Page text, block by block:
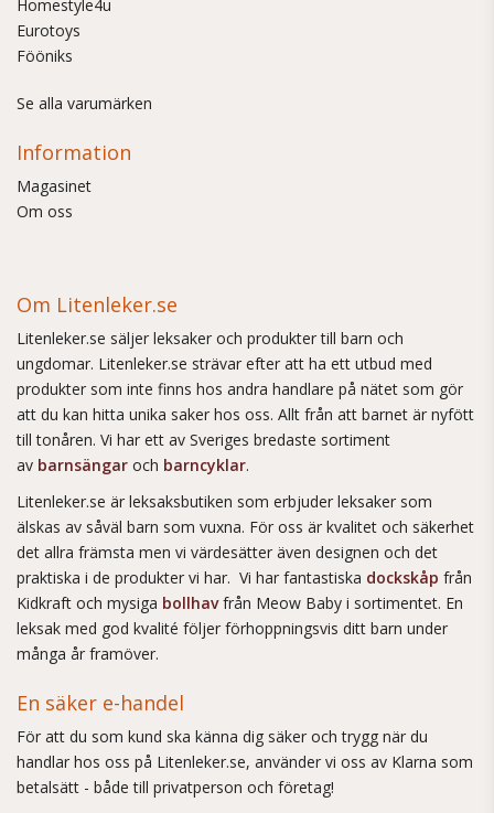
Homestyle4u
Eurotoys
Fööniks
Se alla varumärken
Information
Magasinet
Om oss
Om Litenleker.se
Litenleker.se säljer leksaker och produkter till barn och
ungdomar. Litenleker.se strävar efter att ha ett utbud med
produkter som inte finns hos andra handlare på nätet som gör
att du kan hitta unika saker hos oss. Allt från att barnet är nyfött
till tonåren. Vi har ett av Sveriges bredaste sortiment
av barnsängar och barncyklar.
Litenleker.se är leksaksbutiken som erbjuder leksaker som
älskas av såväl barn som vuxna. För oss är kvalitet och säkerhet
det allra främsta men vi värdesätter även designen och det
praktiska i de produkter vi har. Vi har fantastiska dockskåp från
Kidkraft och mysiga bollhavfrån Meow Baby i sortimentet. En
leksak med god kvalité följer förhoppningsvis ditt barn under
många år framöver.
En säker e-handel
För att du som kund ska känna dig säker och trygg när du
handlar hos oss på Litenleker.se, använder vi oss av Klarna som
betalsätt - både till privatperson och företag!